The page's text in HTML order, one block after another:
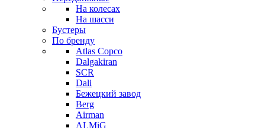
На колесах
На шасси
Бустеры
По бренду
Atlas Copco
Dalgakiran
SCR
Dali
Бежецкий завод
Berg
Airman
ALMiG